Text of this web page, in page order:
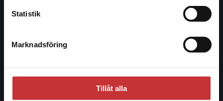
Statistik
Marknadsföring
Tillåt alla
Kundservice
046-31 21 00